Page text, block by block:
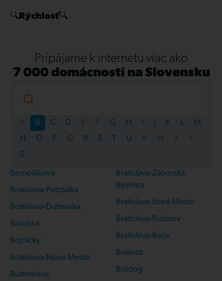
🔍 Rýchlosť🔍
Pripájame k internetu viac ako
7 000 domácností na Slovensku
B C D G H K L
M
N
O P R S T U V
Z
Bernolákovo
Bratislava-Petržalka
Bratislava-Dúbravka
Brodské
Bojničky
Bratislava-Nové Mesto
Budmerice
Bratislava-Záhorská
Bystrica
Bratislava-Staré Mesto
Bratislava-Ružinov
Bratislava-Rača
Boleráz
Boldog